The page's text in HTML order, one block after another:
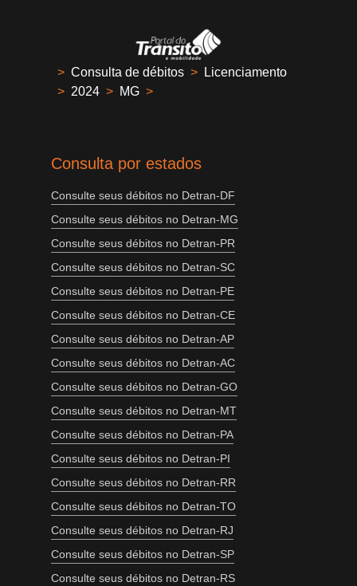
> Consulta de débitos >
Licenciamento
> 2024 > MG >
Consulta por estados
Consulte seus débitos no Detran-DF
Consulte seus débitos no Detran-MG
Consulte seus débitos no Detran-PR
Consulte seus débitos no Detran-SC
Consulte seus débitos no Detran-PE
Consulte seus débitos no Detran-CE
Consulte seus débitos no Detran-AP
Consulte seus débitos no Detran-AC
Consulte seus débitos no Detran-GO
Consulte seus débitos no Detran-MT
Consulte seus débitos no Detran-PA
Consulte seus débitos no Detran-PI
Consulte seus débitos no Detran-RR
Consulte seus débitos no Detran-TO
Consulte seus débitos no Detran-RJ
Consulte seus débitos no Detran-SP
Consulte seus débitos no Detran-RS